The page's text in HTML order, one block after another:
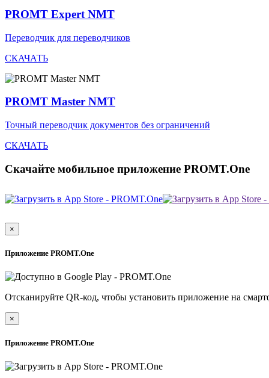
PROMT Expert NMT
Переводчик для переводчиков
СКАЧАТЬ
PROMT Master NMT
Точный переводчик документов без ограничений
СКАЧАТЬ
Скачайте мобильное приложение PROMT.One
×
Приложение PROMT.One
Отсканируйте QR-код, чтобы установить приложение на
×
Приложение PROMT.One